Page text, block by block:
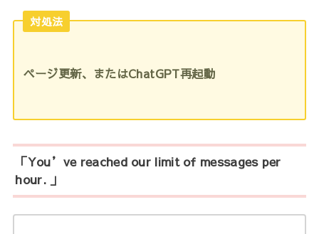
対処法
ページ更新、またはChatGPT再起動
「You’ve reached our limit of messages per
hour. 」